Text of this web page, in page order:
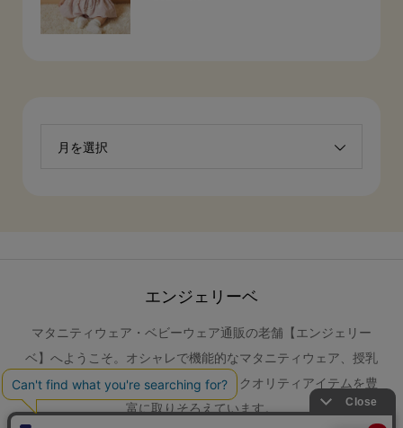
月を選択
エンジェリーベ
マタニティウェア・ベビーウェア通販の老舗【エンジェリー
ベ】へようこそ。オシャレで機能的なマタニティウェア、授乳
服、ベビーウェア、オリジナル＆ハイクオリティアイテムを豊
富に取りそろえています。